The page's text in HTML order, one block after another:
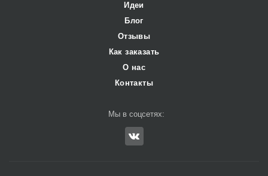
Идеи
Блог
Отзывы
Как заказать
О нас
Контакты
Мы в соцсетях: